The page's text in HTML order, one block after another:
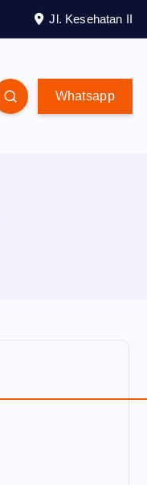
Jl. Kesehatan II
Whatsapp